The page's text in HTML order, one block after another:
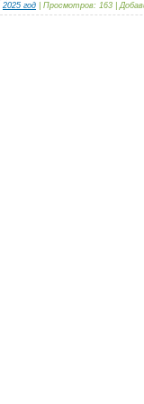
2025 год Просмотров: 163 |